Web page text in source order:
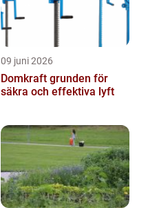
09 juni 2026
Domkraft grunden för
säkra och effektiva lyft